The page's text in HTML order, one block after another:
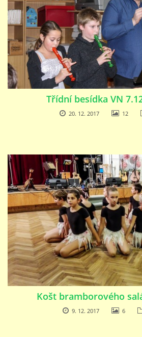
Třídní besídka VN
20. 12. 2017 12
Košt bramborového
9. 12. 2017 6